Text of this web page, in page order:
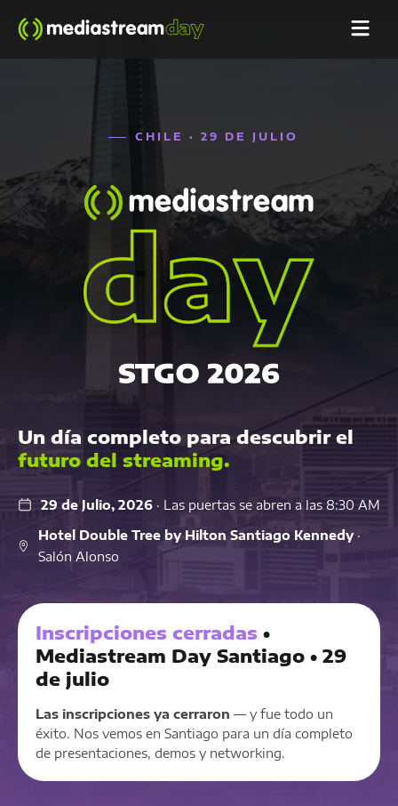
CHILE · 29 DE JULIO
Un día completo para descubrir el
futuro del streaming.
29 de Julio, 2026 · Las puertas se abren a las 8:30 AM
Hotel Double Tree by Hilton Santiago Kennedy ·
Salón Alonso
Inscripciones cerradas •
Mediastream Day Santiago • 29
de julio
Las inscripciones ya cerraron — y fue todo un
éxito. Nos vemos en Santiago para un día completo
de presentaciones, demos y networking.